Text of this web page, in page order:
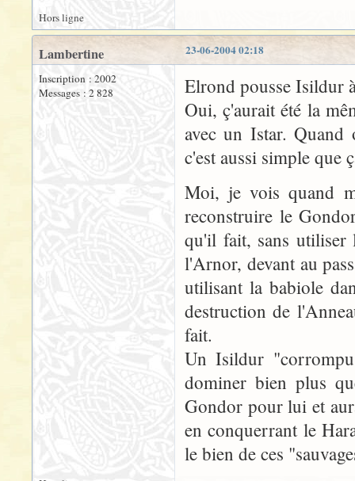
Hors ligne
23-06-2004 02:18
Lambertine
Inscription : 2002
Messages : 2 828
Elrond pousse Isildur
Oui, ç'aurait été la
avec un Istar.
c'est aussi simple que
Moi, je vois quand
reconstruire le
qu'il fait, sans utiliser
l'Arnor, devant au
utilisant la babiole
destruction de
fait.
Un Isildur
dominer bien plus
Gondor pour lui et
en conquerrant le
le bien de ces